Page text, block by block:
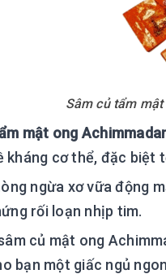
Sâm củ tẩm
mật ong
kháng cơ thể, đặc biệt
ngừa xơ vữa động
rối loạn nhịp tim.
củ mật ong
bạn một giấc ngủ